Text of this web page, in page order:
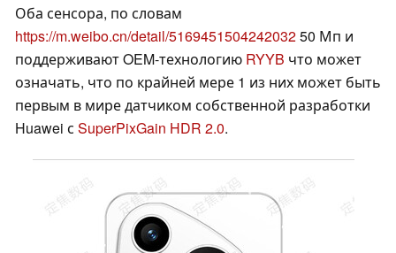
Оба сенсора, по словам
https://m.weibo.cn/detail/516945150424203250 Мп и
поддерживают OEM-технологию RYYB что может
означать, что по крайней мере 1 из них может быть
первым в мире датчиком собственной разработки
Huawei с SuperPixGain HDR 2.0.